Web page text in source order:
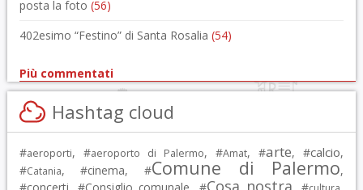
posta la foto (56)
402esimo “Festino” di Santa Rosalia (54)
Più commentati
Hashtag cloud
#aeroporti, #aeroporto di Palermo, #Amat, #arte, #calcio,
#Catania, #cinema, #Comune di Palermo,